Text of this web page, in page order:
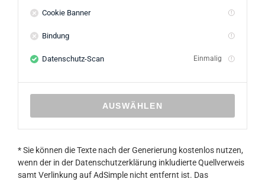
Cookie Banner
Bindung
Datenschutz-Scan Einmalig
AUSWÄHLEN
* Sie können die Texte nach der Generierung kostenlos nutzen,
wenn der in der Datenschutzerklärung inkludierte Quellverweis
samt Verlinkung auf AdSimple nicht entfernt ist. Das